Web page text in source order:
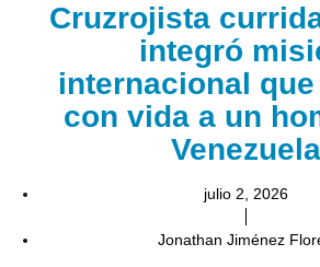
Cruzrojista
integró
internacional
con vida a un
Venezuela
julio 2, 2026
Jonathan Jiménez